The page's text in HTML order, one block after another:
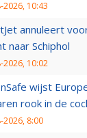
2026, 10:43
annuleert
naar Schiphol
2026, 10:02
wijst
rook in de
2026, 8:00